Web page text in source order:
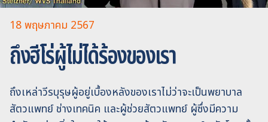
18 พฤษภาคม 2567
ถึงฮีโร่ผู้ไม่ได้ร้องของเรา
ถึงเหล่าวีรบุรุษผู้อยู่เบื้องหลังของเราไม่ว่าจะเป็นพยาบาล
สัตวแพทย์ ช่างเทคนิค และผู้ช่วยสัตวแพทย์ ผู้ซึ่งมีความ